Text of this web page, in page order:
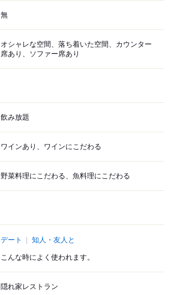
無
オシャレな空間、落ち着いた空間、カウンター
席あり、ソファー席あり
飲み放題
ワインあり、ワインにこだわる
野菜料理にこだわる、魚料理にこだわる
デート 知人・友人と
こんな時によく使われます。
隠れ家レストラン